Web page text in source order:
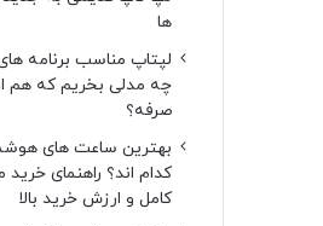
ها
لپتاپ مناسب برنامه
چه مدلی بخریم که هم
صرفه؟
کدام اند؟ راهنمای
کامل و ارزش خرید بالا